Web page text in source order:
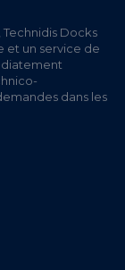
Technidis Docks
et un service de
dans les